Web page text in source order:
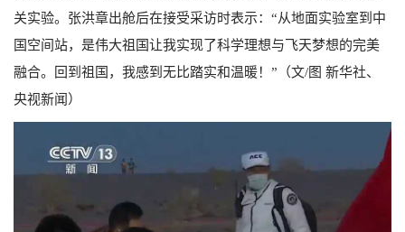
关实验。张洪章出舱后在接受采访时表示：“从地面实验室到中
国空间站，是伟大祖国让我实现了科学理想与飞天梦想的完美
融合。回到祖国，我感到无比踏实和温暖！”（文/图 新华社、
央视新闻）